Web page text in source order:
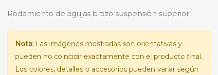
Rodamiento de agujas brazo suspensión superior.
Nota: Las imágenes mostradas son orientativas y
pueden no coincidir exactamente con el producto final.
Los colores, detalles o accesorios pueden variar según